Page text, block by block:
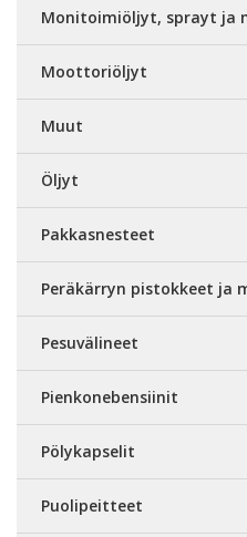
Monitoimiöljyt, sprayt ja
Moottoriöljyt
Muut
Öljyt
Pakkasnesteet
Peräkärryn pistokkeet ja
Pesuvälineet
Pienkonebensiinit
Pölykapselit
Puolipeitteet